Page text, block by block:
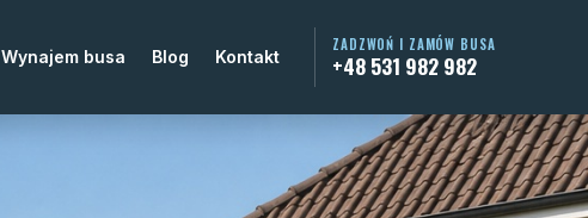
Wynajem busa Blog Kontakt
ZADZWOŃ I ZAMÓW BUSA
+48 531 982 982